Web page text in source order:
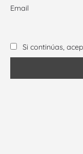
Email
Si continúas,